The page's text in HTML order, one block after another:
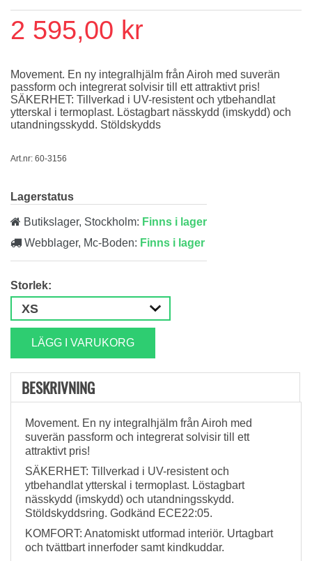
2 595,00 kr
Movement. En ny integralhjälm från Airoh med suverän
passform och integrerat solvisir till ett attraktivt pris!
SÄKERHET: Tillverkad i UV-resistent och ytbehandlat
ytterskal i termoplast. Löstagbart nässkydd (imskydd) och
utandningsskydd. Stöldskydds
Art.nr: 60-3156
Lagerstatus
Butikslager, Stockholm: Finns i lager
Webblager, Mc-Boden: Finns i lager
Storlek:
LÄGG I VARUKORG
BESKRIVNING
Movement. En ny integralhjälm från Airoh med
suverän passform och integrerat solvisir till ett
attraktivt pris!
SÄKERHET: Tillverkad i UV-resistent och
ytbehandlat ytterskal i termoplast. Löstagbart
nässkydd (imskydd) och utandningsskydd.
Stöldskyddsring. Godkänd ECE22:05.
KOMFORT: Anatomiskt utformad interiör. Urtagbart
och tvättbart innerfoder samt kindkuddar.